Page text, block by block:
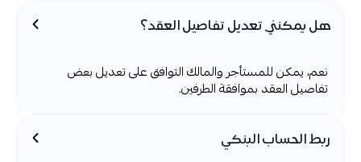
هل يمكنني تعديل تفاصيل العقد؟
نعم، يمكن للمستأجر والمالك التوافق على تعديل بعض
تفاصيل العقد بموافقة الطرفين.
ربط الحساب البنكي